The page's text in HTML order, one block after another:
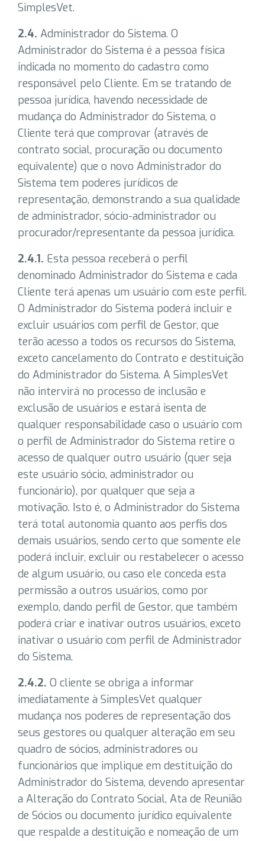
SimplesVet.
2.4. Administrador do Sistema. O
Administrador do Sistema é a pessoa física
indicada no momento do cadastro como
responsável pelo Cliente. Em se tratando de
pessoa jurídica, havendo necessidade de
mudança do Administrador do Sistema, o
Cliente terá que comprovar (através de
contrato social, procuração ou documento
equivalente) que o novo Administrador do
Sistema tem poderes jurídicos de
representação, demonstrando a sua qualidade
de administrador, sócio-administrador ou
procurador/representante da pessoa jurídica.
2.4.1. Esta pessoa receberá o perfil
denominado Administrador do Sistema e cada
Cliente terá apenas um usuário com este perfil.
O Administrador do Sistema poderá incluir e
excluir usuários com perfil de Gestor, que
terão acesso a todos os recursos do Sistema,
exceto cancelamento do Contrato e destituição
do Administrador do Sistema. A SimplesVet
não intervirá no processo de inclusão e
exclusão de usuários e estará isenta de
qualquer responsabilidade caso o usuário com
o perfil de Administrador do Sistema retire o
acesso de qualquer outro usuário (quer seja
este usuário sócio, administrador ou
funcionário), por qualquer que seja a
motivação. Isto é, o Administrador do Sistema
terá total autonomia quanto aos perfis dos
demais usuários, sendo certo que somente ele
poderá incluir, excluir ou restabelecer o acesso
de algum usuário, ou caso ele conceda esta
permissão a outros usuários, como por
exemplo, dando perfil de Gestor, que também
poderá criar e inativar outros usuários, exceto
inativar o usuário com perfil de Administrador
do Sistema.
2.4.2. O cliente se obriga a informar
imediatamente à SimplesVet qualquer
mudança nos poderes de representação dos
seus gestores ou qualquer alteração em seu
quadro de sócios, administradores ou
funcionários que implique em destituição do
Administrador do Sistema, devendo apresentar
a Alteração do Contrato Social, Ata de Reunião
de Sócios ou documento jurídico equivalente
que respalde a destituição e nomeação de um